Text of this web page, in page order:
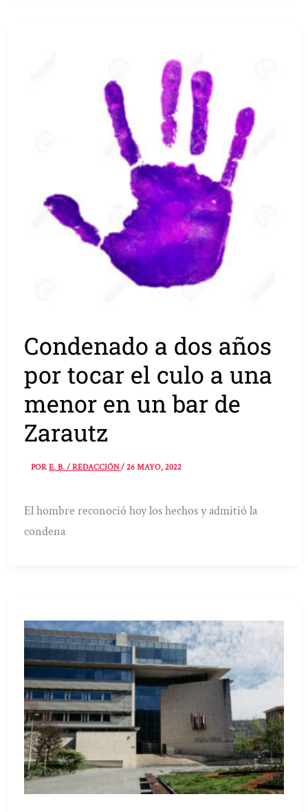
Condenado a dos años
por tocar el culo a una
menor en un bar de
Zarautz
PORE. B. / REDACCIÓN/26 MAYO, 2022
El hombre reconoció hoy los hechos y admitió la
condena